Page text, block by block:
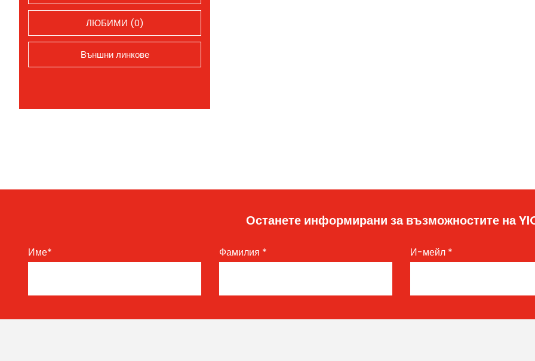
ЛЮБИМИ (0)
Външни линкове
Останете информирани за възможностите на
Име* Фамилия * И-мейл *